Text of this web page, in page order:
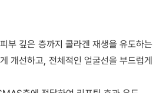
부 깊은 층까지 콜라겐 재생을 유도하는
개선하고, 전체적인 얼굴선을 부드럽게